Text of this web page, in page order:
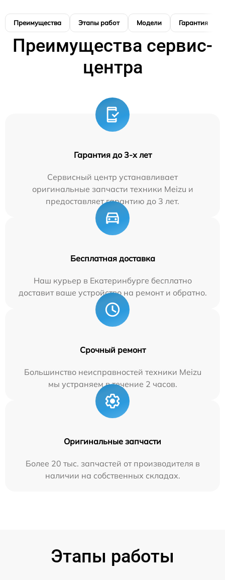
Преимущества Этапы работ Модели Гарантия
Преимущества сервис-
центра
Гарантия до 3-х лет
Сервисный центр устанавливает
оригинальные запчасти техники Meizu и
предоставляет гарантию до 3 лет.
Бесплатная доставка
Наш курьер в Екатеринбурге бесплатно
доставит ваше устройство на ремонт и обратно.
Срочный ремонт
Большинство неисправностей техники Meizu
мы устраняем в течение 2 часов.
Оригинальные запчасти
Более 20 тыс. запчастей от производителя в
наличии на собственных складах.
Этапы работы